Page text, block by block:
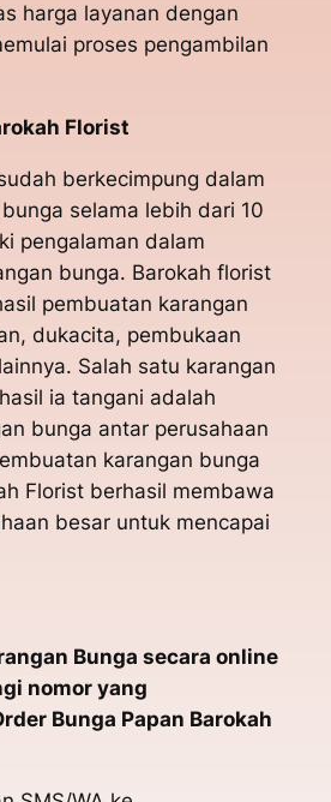
harga layanan dengan
proses pengambilan
Florist
berkecimpung dalam
selama lebih dari 10
pengalaman dalam
bunga. Barokah florist
pembuatan karangan
dukacita, pembukaan
Salah satu karangan
ia tangani adalah
bunga antar perusahaan
karangan bunga
Florist berhasil membawa
besar untuk mencapai
Bunga secara online
nomor yang
Bunga Papan Barokah